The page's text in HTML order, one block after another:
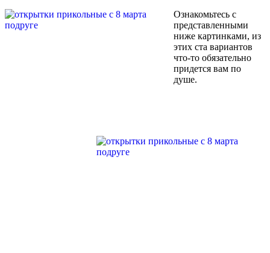
Ознакомьтесь с
представленными
ниже картинками, из
этих ста вариантов
что-то обязательно
придется вам по
душе.